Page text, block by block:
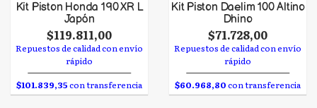
Kit Piston Honda 190 XR L
Japón
$119.811,00
Repuestos de calidad con envío
rápido
$101.839,35con transferencia
Kit Piston Daelim 100 Altino
Dhino
$71.728,00
Repuestos de calidad con envío
rápido
$60.968,80con transferencia